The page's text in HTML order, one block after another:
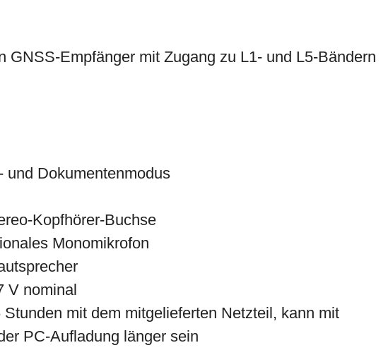
GNSS-Empfänger mit Zugang zu L1- und L5-Bändern
und Dokumentenmodus
Kopfhörer-Buchse
Monomikrofon
V nominal
mit dem mitgelieferten Netzteil, kann mit
PC-Aufladung länger sein